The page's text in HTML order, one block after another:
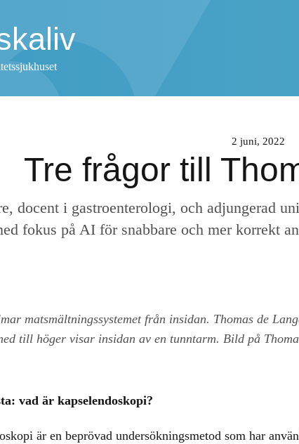
2 juni, 2022
Tre frågor till
docent i gastroenterologi, och adjungerad
fokus på AI för snabbare och mer korrekt
matsmältningssystemet från insidan. Thomas de
till höger visar insidan av en tunntarm. Bild på
vad är kapselendoskopi?
är en beprövad undersökningsmetod som har